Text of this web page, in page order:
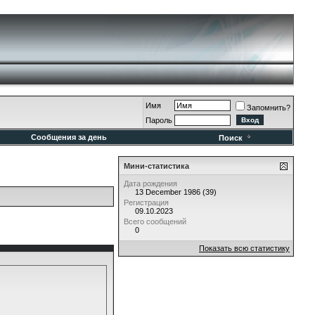
Имя
Запомнить?
Пароль
Сообщения за день Поиск
Мини-статистика
Дата рождения
13 December 1986 (39)
Регистрация
09.10.2023
Всего сообщений
0
Показать всю статистику